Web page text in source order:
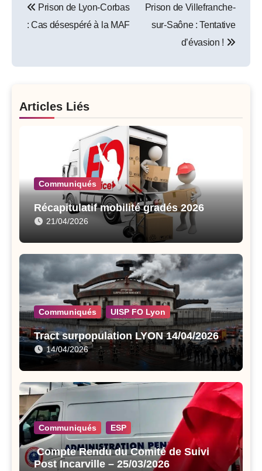
navigation
Prison de Lyon-Corbas
: Cas désespéré à la MAF
Prison de Villefranche-
sur-Saône : Tentative
d’évasion !
Articles Liés
Communiqués
Récapitulatif mobilité gradés 2026
21/04/2026
Communiqués UISP FO Lyon
Tract surpopulation LYON 14/04/2026
14/04/2026
Communiqués ESP
Compte Rendu du Comité de Suivi
Post Incarville – 25/03/2026